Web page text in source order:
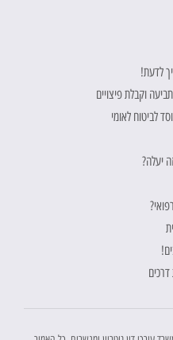
לדעת!
וקבלת פיצויים
לביטוח לאומי
יעלה?